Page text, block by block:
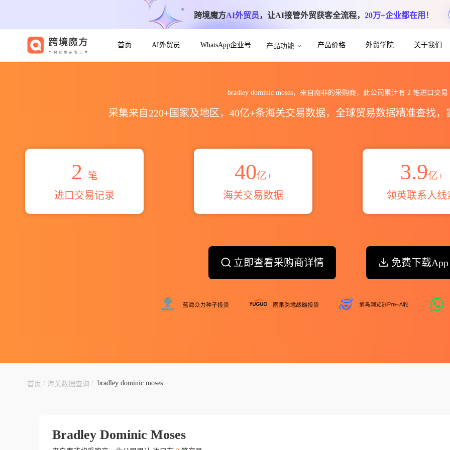
跨境魔方AI外贸员，让AI接管外贸获客全流程， 20万+企业都在用！
首页 AI外贸员 WhatsApp企业号 产品功能 产品价格 外贸学院 关于我们
bradley dominic moses，来自南非的采购商，此公司累计有 2笔进口交易
采集来自220+国家及地区，40亿+条海关交易数据，全球贸易数据精准查找
2
笔
进口交易记录
40亿+
海关交易数据
3.9亿+
领英联系人线
立即查看采购商详情 免费下载App
首页 / 海关数据查询 / bradley dominic moses
Bradley Dominic Moses